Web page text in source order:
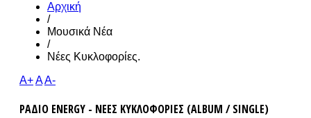
Αρχική
/
Μουσικά Νέα
/
Νέες Κυκλοφορίες.
A+AA-
ΡΑΔΙΟ ENERGY - ΝΕΕΣ ΚΥΚΛΟΦΟΡΙΕΣ (ALBUM / SINGLE)